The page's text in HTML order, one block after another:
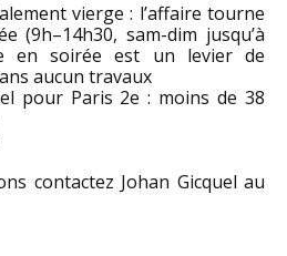
vierge : l’affaire tourne
(9h–14h30, sam-dim jusqu’à
en soirée est un levier de
aucun travaux
pour Paris 2e : moins de 38
contactez Johan Gicquel au